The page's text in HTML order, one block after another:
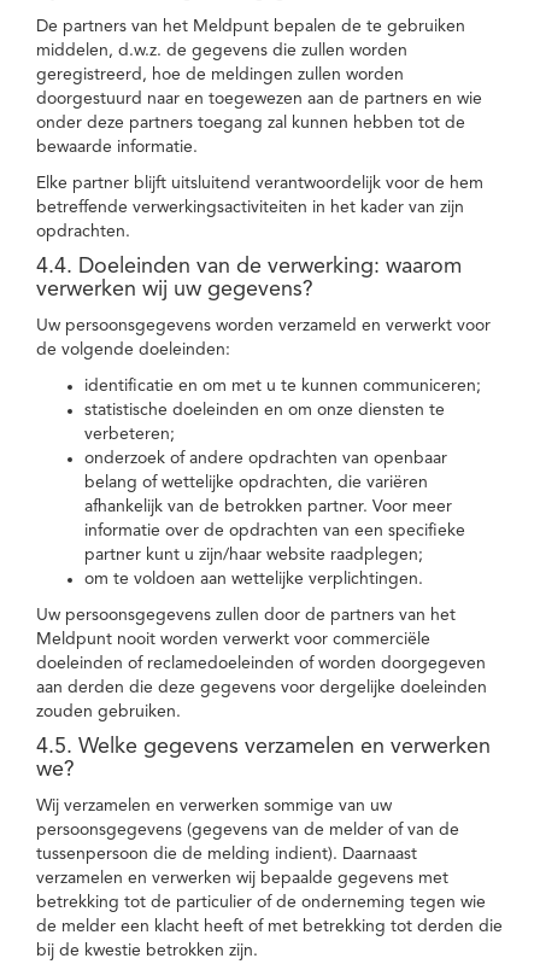
De partners van het Meldpunt bepalen de te gebruiken
middelen, d.w.z. de gegevens die zullen worden
geregistreerd, hoe de meldingen zullen worden
doorgestuurd naar en toegewezen aan de partners en wie
onder deze partners toegang zal kunnen hebben tot de
bewaarde informatie.
Elke partner blijft uitsluitend verantwoordelijk voor de hem
betreffende verwerkingsactiviteiten in het kader van zijn
opdrachten.
4.4. Doeleinden van de verwerking: waarom
verwerken wij uw gegevens?
Uw persoonsgegevens worden verzameld en verwerkt voor
de volgende doeleinden:
identificatie en om met u te kunnen communiceren;
statistische doeleinden en om onze diensten te
verbeteren;
onderzoek of andere opdrachten van openbaar
belang of wettelijke opdrachten, die variëren
afhankelijk van de betrokken partner. Voor meer
informatie over de opdrachten van een specifieke
partner kunt u zijn/haar website raadplegen;
om te voldoen aan wettelijke verplichtingen.
Uw persoonsgegevens zullen door de partners van het
Meldpunt nooit worden verwerkt voor commerciële
doeleinden of reclamedoeleinden of worden doorgegeven
aan derden die deze gegevens voor dergelijke doeleinden
zouden gebruiken.
4.5. Welke gegevens verzamelen en verwerken
we?
Wij verzamelen en verwerken sommige van uw
persoonsgegevens (gegevens van de melder of van de
tussenpersoon die de melding indient). Daarnaast
verzamelen en verwerken wij bepaalde gegevens met
betrekking tot de particulier of de onderneming tegen wie
de melder een klacht heeft of met betrekking tot derden die
bij de kwestie betrokken zijn.